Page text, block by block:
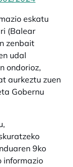
eskatu
(Balear
zenbait
udal
ondorioz,
aurkeztu zuen
Gobernu
9ko
informazio